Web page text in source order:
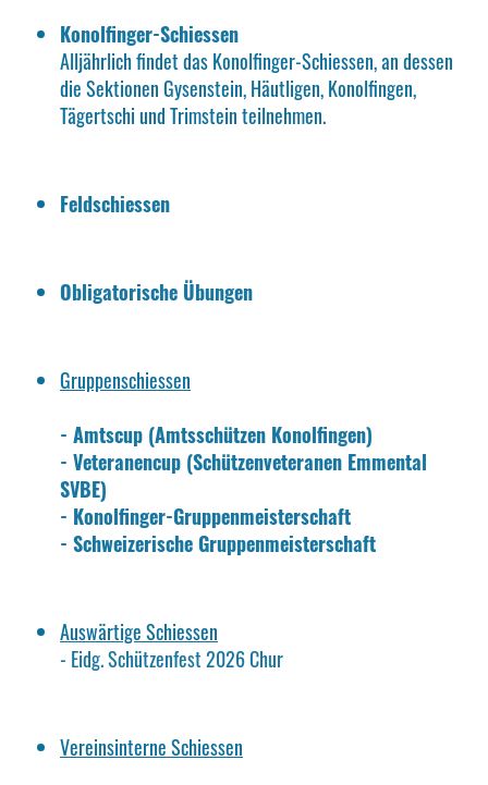
Konolfinger-Schiessen
Alljährlich findet das Konolfinger-Schiessen, an dessen
die Sektionen Gysenstein, Häutligen, Konolfingen,
Tägertschi und Trimstein teilnehmen.
Feldschiessen
Obligatorische Übungen
Gruppenschiessen
- Amtscup (Amtsschützen Konolfingen)
- Veteranencup (Schützenveteranen Emmental
SVBE)
- Konolfinger-Gruppenmeisterschaft
- Schweizerische Gruppenmeisterschaft
Auswärtige Schiessen
- Eidg. Schützenfest 2026 Chur
Vereinsinterne Schiessen